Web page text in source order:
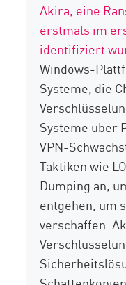
Akira, eine
erstmals im
identifiziert
Windows-
Systeme, die
Systeme über
VPN-
Taktiken wie
Dumping an,
entgehen, um
verschaffen.